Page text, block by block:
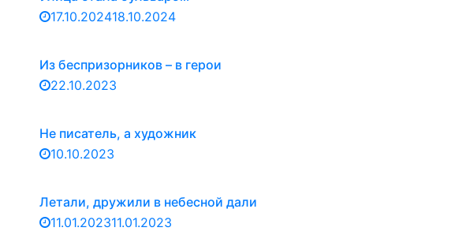
17.10.202418.10.2024
Из беспризорников – в герои
22.10.2023
Не писатель, а художник
10.10.2023
Летали, дружили в небесной дали
11.01.202311.01.2023